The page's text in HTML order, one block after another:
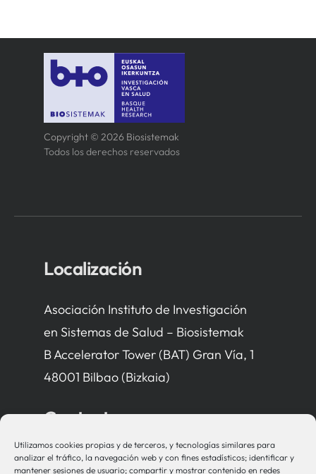
Utilizamos cookies propias y de terceros, y tecnologías similares para
analizar el tráfico, la navegación web y con fines estadísticos; identificar y
mantener sesiones de usuario; compartir y mostrar contenido en redes
Copyright © 2026 Biosistemak
Todos los derechos reservados
Localización
Asociación Instituto de Investigación
en Sistemas de Salud – Biosistemak
B Accelerator Tower (BAT) Gran Vía, 1
48001 Bilbao (Bizkaia)
Contacto
bio-sistemak@bio-sistemak.eus